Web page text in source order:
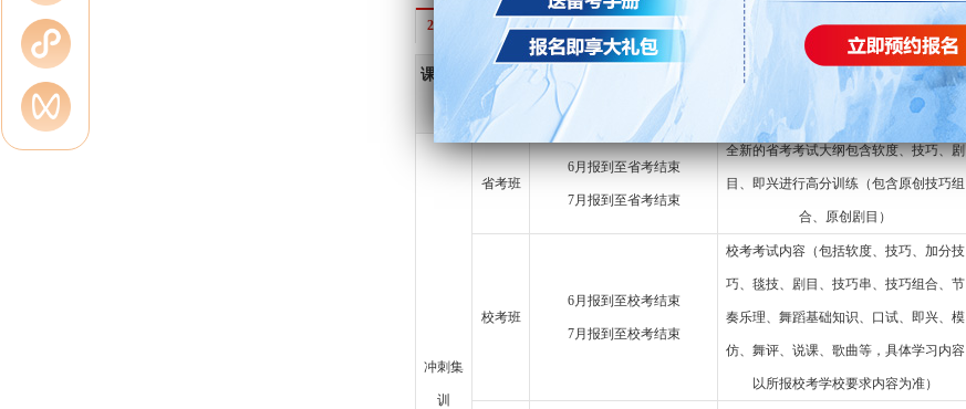
27届舞蹈生课程 28届舞蹈生课程 29届舞蹈生课程
课程类
型
班型 上课内容
冲刺集
训
省考班
6月报到至省考结束
7月报到至省考结束
全新的省考考试大纲包含软度、技巧、剧
目、即兴进行高分训练（包含原创技巧组
合、原创剧目）
校考班
6月报到至校考结束
7月报到至校考结束
校考考试内容（包括软度、技巧、加分技
巧、毯技、剧目、技巧串、技巧组合、节
奏乐理、舞蹈基础知识、口试、即兴、模
仿、舞评、说课、歌曲等，具体学习内容
以所报校考学校要求内容为准）